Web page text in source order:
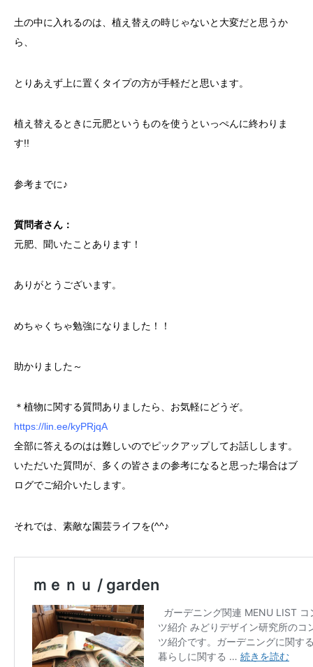
土の中に入れるのは、植え替えの時じゃないと大変だと思うか
ら、
とりあえず上に置くタイプの方が手軽だと思います。
植え替えるときに元肥というものを使うといっぺんに終わりま
す!!
参考までに♪
質問者さん：
元肥、聞いたことあります！
ありがとうございます。
めちゃくちゃ勉強になりました！！
助かりました～
＊植物に関する質問ありましたら、お気軽にどうぞ。
https://lin.ee/kyPRjqA
全部に答えるのはは難しいのでピックアップしてお話しします。
いただいた質問が、多くの皆さまの参考になると思った場合はブ
ログでご紹介いたします。
それでは、素敵な園芸ライフを(^^♪